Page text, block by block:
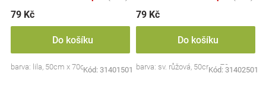
79 Kč
Do košíku
barva: lila, 50cm x 70cmKód: 31401501
79 Kč
Do košíku
barva: sv. růžová, 50cm x 70cm
Kód: 31402501